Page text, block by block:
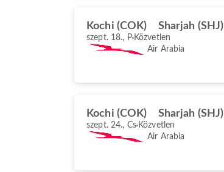
Kochi (COK) Sharjah (SHJ)
szept. 18., P Közvetlen
Air Arabia
Kochi (COK) Sharjah (SHJ)
szept. 24., Cs Közvetlen
Air Arabia